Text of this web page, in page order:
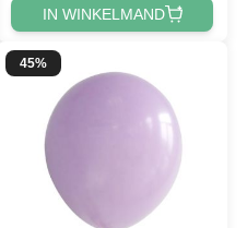
IN WINKELMAND
45%